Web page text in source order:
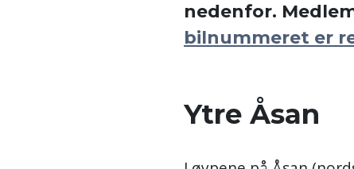
nedenfor.
bilnummeret er
Ytre Åsan